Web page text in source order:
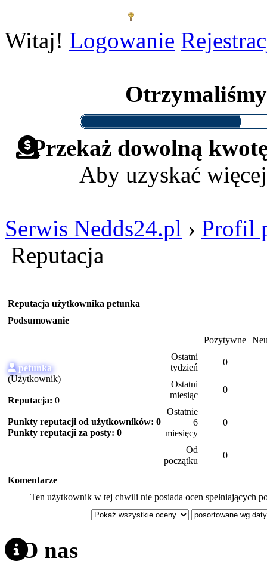
Witaj! Logowanie
Przekaż dowolną
Aby uzyskać
Serwis Nedds24.pl › Profil
Reputacja
Reputacja użytkownika petunka
Podsumowanie
petunka
(Użytkownik)
Reputacja: 0
Punkty reputacji od użytkowników: 0
Punkty reputacji za posty: 0
Pozytywne
Ostatni
tydzień
0
Ostatni
miesiąc
0
Ostatnie
6
miesięcy
0
Od
początku
0
Komentarze
Ten użytkownik w tej chwili nie posiada ocen spełniających
O nas